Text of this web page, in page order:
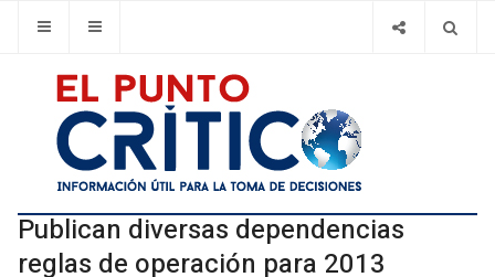
Publican diversas dependencias
reglas de operación para 2013